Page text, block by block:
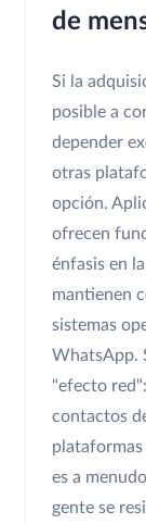
de
Si la
posible a
depender
otras
opción.
ofrecen
énfasis en
mantienen
sistemas
WhatsApp.
"efecto
contactos
es a
gente se